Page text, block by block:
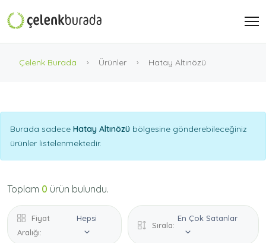
Çelenk Burada Ürünler Hatay Altınözü
Burada sadece Hatay Altınözü bölgesine gönderebileceğiniz
ürünler listelenmektedir.
Toplam 0 ürün bulundu.
Fiyat
Aralığı:
Hepsi
Sırala:
En Çok Satanlar